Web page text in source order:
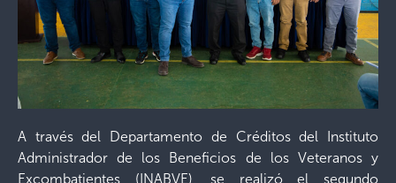
A través del Departamento de Créditos del Instituto
Administrador de los Beneficios de los Veteranos y
Excombatientes (INABVE), se realizó el segundo